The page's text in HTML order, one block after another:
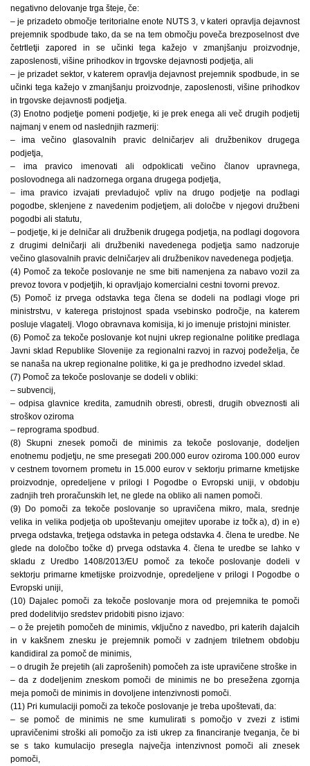
negativno delovanje trga šteje, če:
– je prizadeto območje teritorialne enote NUTS 3, v kateri opravlja dejavnost
prejemnik spodbude tako, da se na tem območju poveča brezposelnost dve
četrtletji zapored in se učinki tega kažejo v zmanjšanju proizvodnje,
zaposlenosti, višine prihodkov in trgovske dejavnosti podjetja, ali
– je prizadet sektor, v katerem opravlja dejavnost prejemnik spodbude, in se
učinki tega kažejo v zmanjšanju proizvodnje, zaposlenosti, višine prihodkov
in trgovske dejavnosti podjetja.
(3) Enotno podjetje pomeni podjetje, ki je prek enega ali več drugih podjetij
najmanj v enem od naslednjih razmerij:
– ima večino glasovalnih pravic delničarjev ali družbenikov drugega
podjetja,
– ima pravico imenovati ali odpoklicati večino članov upravnega,
poslovodnega ali nadzornega organa drugega podjetja,
– ima pravico izvajati prevladujoč vpliv na drugo podjetje na podlagi
pogodbe, sklenjene z navedenim podjetjem, ali določbe v njegovi družbeni
pogodbi ali statutu,
– podjetje, ki je delničar ali družbenik drugega podjetja, na podlagi dogovora
z drugimi delničarji ali družbeniki navedenega podjetja samo nadzoruje
večino glasovalnih pravic delničarjev ali družbenikov navedenega podjetja.
(4) Pomoč za tekoče poslovanje ne sme biti namenjena za nabavo vozil za
prevoz tovora v podjetjih, ki opravljajo komercialni cestni tovorni prevoz.
(5) Pomoč iz prvega odstavka tega člena se dodeli na podlagi vloge pri
ministrstvu, v katerega pristojnost spada vsebinsko področje, na katerem
posluje vlagatelj. Vlogo obravnava komisija, ki jo imenuje pristojni minister.
(6) Pomoč za tekoče poslovanje kot nujni ukrep regionalne politike predlaga
Javni sklad Republike Slovenije za regionalni razvoj in razvoj podeželja, če
se nanaša na ukrep regionalne politike, ki ga je predhodno izvedel sklad.
(7) Pomoč za tekoče poslovanje se dodeli v obliki:
– subvencij,
– odpisa glavnice kredita, zamudnih obresti, obresti, drugih obveznosti ali
stroškov oziroma
– reprograma spodbud.
(8) Skupni znesek pomoči de minimis za tekoče poslovanje, dodeljen
enotnemu podjetju, ne sme presegati 200.000 eurov oziroma 100.000 eurov
v cestnem tovornem prometu in 15.000 eurov v sektorju primarne kmetijske
proizvodnje, opredeljene v prilogi I Pogodbe o Evropski uniji, v obdobju
zadnjih treh proračunskih let, ne glede na obliko ali namen pomoči.
(9) Do pomoči za tekoče poslovanje so upravičena mikro, mala, srednje
velika in velika podjetja ob upoštevanju omejitev uporabe iz točk a), d) in e)
prvega odstavka, tretjega odstavka in petega odstavka 4. člena te uredbe. Ne
glede na določbo točke d) prvega odstavka 4. člena te uredbe se lahko v
skladu z Uredbo 1408/2013/EU pomoč za tekoče poslovanje dodeli v
sektorju primarne kmetijske proizvodnje, opredeljene v prilogi I Pogodbe o
Evropski uniji,
(10) Dajalec pomoči za tekoče poslovanje mora od prejemnika te pomoči
pred dodelitvijo sredstev pridobiti pisno izjavo:
– o že prejetih pomočeh de minimis, vključno z navedbo, pri katerih dajalcih
in v kakšnem znesku je prejemnik pomoči v zadnjem triletnem obdobju
kandidiral za pomoč de minimis,
– o drugih že prejetih (ali zaprošenih) pomočeh za iste upravičene stroške in
– da z dodeljenim zneskom pomoči de minimis ne bo presežena zgornja
meja pomoči de minimis in dovoljene intenzivnosti pomoči.
(11) Pri kumulaciji pomoči za tekoče poslovanje je treba upoštevati, da:
– se pomoč de minimis ne sme kumulirati s pomočjo v zvezi z istimi
upravičenimi stroški ali pomočjo za isti ukrep za financiranje tveganja, če bi
se s tako kumulacijo presegla največja intenzivnost pomoči ali znesek
pomoči,